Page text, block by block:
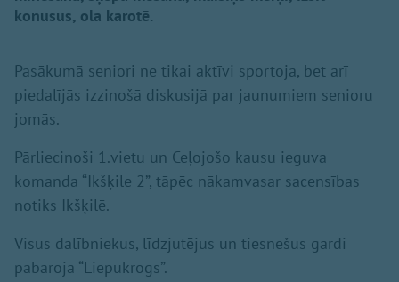
konusus, ola karotē.
Pasākumā seniori ne tikai aktīvi sportoja, bet arī
piedalījās izzinošā diskusijā par jaunumiem senioru
jomās.
Pārliecinoši 1.vietu un Ceļojošo kausu ieguva
komanda “Ikšķile 2”, tāpēc nākamvasar sacensības
notiks Ikšķilē.
Visus dalībniekus, līdzjutējus un tiesnešus gardi
pabaroja “Liepukrogs”.